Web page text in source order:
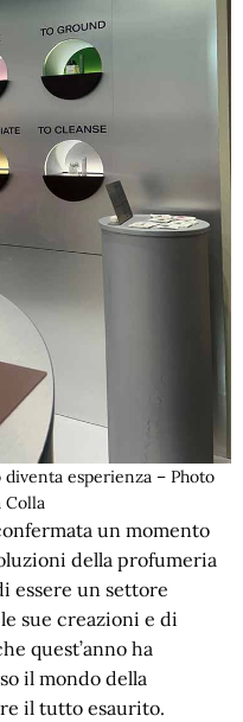
esperienza – Photo
Colla
un momento
della profumeria
essere un settore
sue creazioni e di
quest’anno ha
il mondo della
il tutto esaurito.